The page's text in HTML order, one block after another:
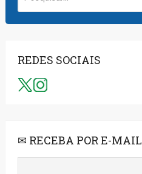
REDES SOCIAIS
✉ RECEBA POR E-MAIL